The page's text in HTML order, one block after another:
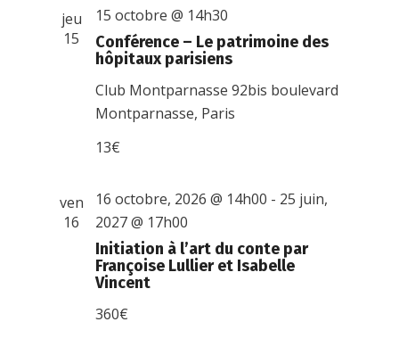
jeu
15
Conférence – Le patrimoine des
hôpitaux parisiens
15 octobre @ 14h30
Club Montparnasse92bis boulevard
Montparnasse, Paris
13€
ven
16
Initiation à l’art du conte par
Françoise Lullier et Isabelle
Vincent
16 octobre, 2026 @ 14h00 - 25 juin,
2027 @ 17h00
360€